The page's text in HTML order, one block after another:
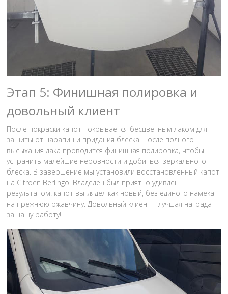
Этап 5: Финишная полировка и
довольный клиент
После покраски капот покрывается бесцветным лаком для
защиты от царапин и придания блеска. После полного
высыхания лака проводится финишная полировка, чтобы
устранить малейшие неровности и добиться зеркального
блеска. В завершение мы установили восстановленный капот
на Citroen Berlingo. Владелец был приятно удивлен
результатом: капот выглядел как новый, без единого намека
на прежнюю ржавчину. Довольный клиент – лучшая награда
за нашу работу!